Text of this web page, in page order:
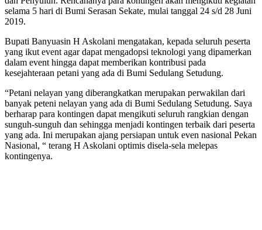
selama 5 hari di Bumi Serasan Sekate, mulai tanggal 24 s/d 28 Juni
2019.
Bupati Banyuasin H Askolani mengatakan, kepada seluruh peserta
yang ikut event agar dapat mengadopsi teknologi yang dipamerkan
dalam event hingga dapat memberikan kontribusi pada
kesejahteraan petani yang ada di Bumi Sedulang Setudung.
“Petani nelayan yang diberangkatkan merupakan perwakilan dari
banyak peteni nelayan yang ada di Bumi Sedulang Setudung. Saya
berharap para kontingen dapat mengikuti seluruh rangkian dengan
sunguh-sunguh dan sehingga menjadi kontingen terbaik dari peserta
yang ada. Ini merupakan ajang persiapan untuk even nasional Pekan
Nasional, “ terang H Askolani optimis disela-sela melepas
kontingenya.